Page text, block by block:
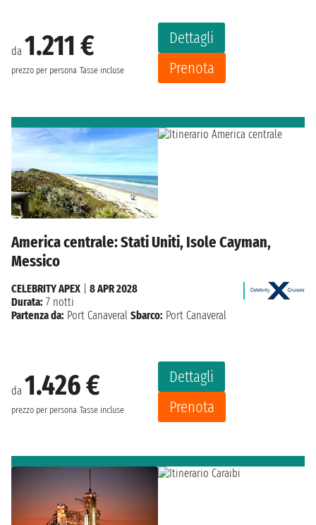
da 1.211 €
prezzo per persona Tasse incluse
Dettagli
Prenota
America centrale: Stati Uniti, Isole Cayman,
Messico
da 1.426 €
prezzo per persona Tasse incluse
Dettagli
Prenota
CELEBRITY APEX
8 APR 2028
Durata: 7 notti
Partenza da: Port Canaveral Sbarco: Port Canaveral